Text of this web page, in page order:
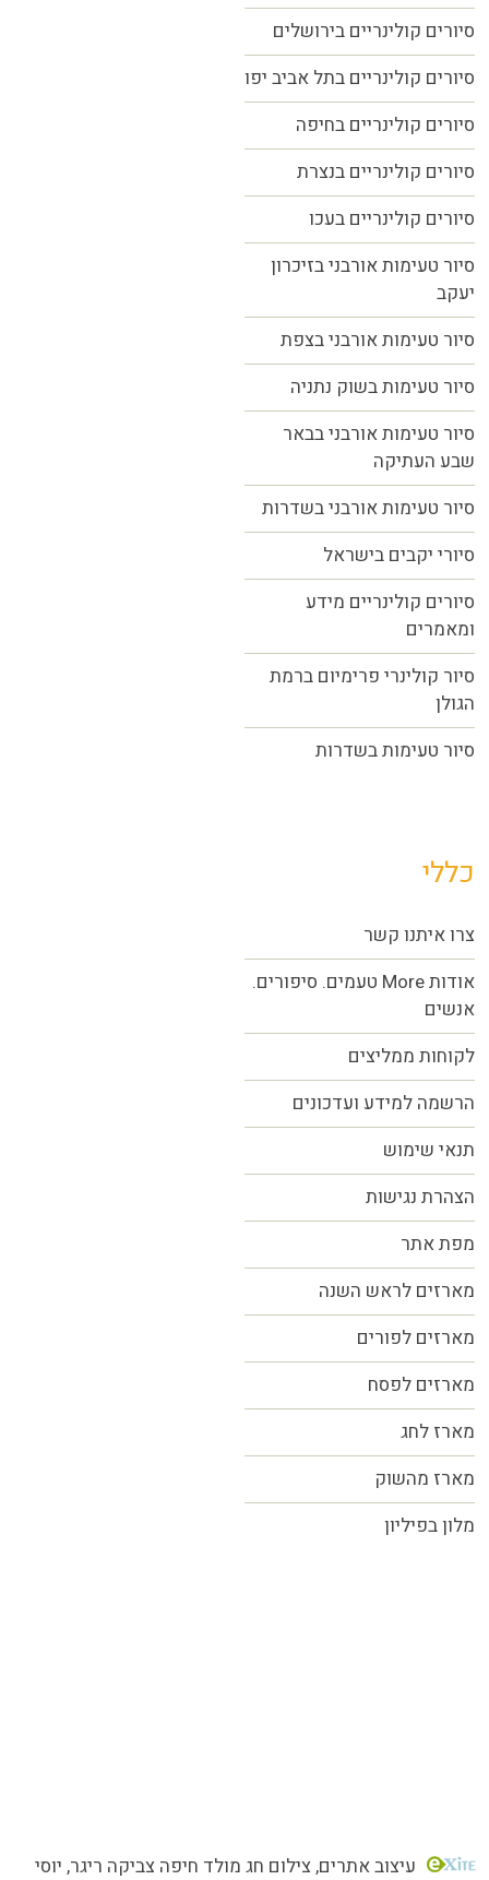
סיורים קולינריים בירושלים
סיורים קולינריים בתל אביב יפו
סיורים קולינריים בחיפה
סיורים קולינריים בנצרת
סיורים קולינריים בעכו
סיור טעימות אורבני בזיכרון
יעקב
סיור טעימות אורבני בצפת
סיור טעימות בשוק נתניה
סיור טעימות אורבני בבאר
שבע העתיקה
סיור טעימות אורבני בשדרות
סיורי יקבים בישראל
סיורים קולינריים מידע
ומאמרים
סיור קולינרי פרימיום ברמת
הגולן
סיור טעימות בשדרות
כללי
צרו איתנו קשר
אודות More טעמים. סיפורים.
אנשים
לקוחות ממליצים
הרשמה למידע ועדכונים
תנאי שימוש
הצהרת נגישות
מפת אתר
מארזים לראש השנה
מארזים לפורים
מארזים לפסח
מארז לחג
מארז מהשוק
מלון בפיליון
עיצוב אתרים, צילום חג מולד חיפה צביקה ריגר, יוסי